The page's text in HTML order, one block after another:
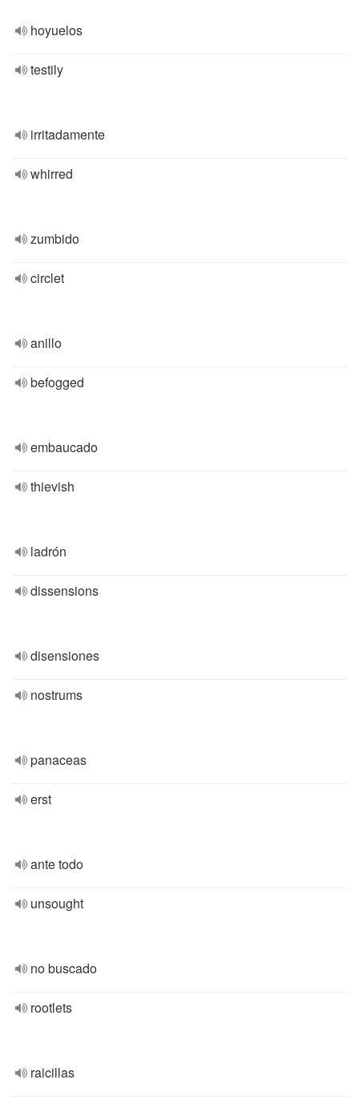
hoyuelos
testily
irritadamente
whirred
zumbido
circlet
anillo
befogged
embaucado
thievish
ladrón
dissensions
disensiones
nostrums
panaceas
erst
ante todo
unsought
no buscado
rootlets
raicillas